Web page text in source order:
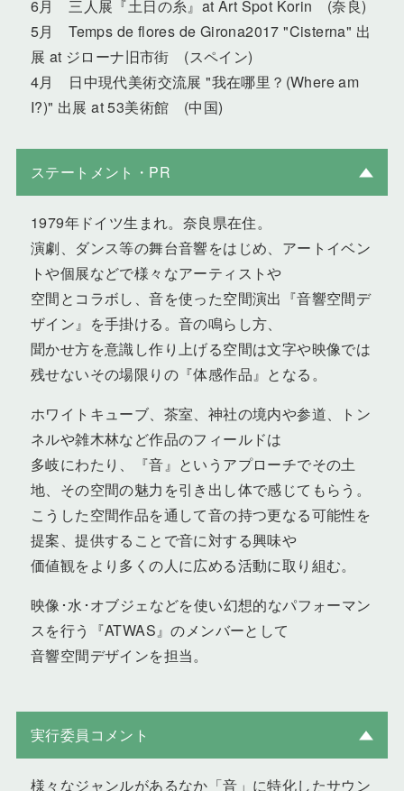
6月 三人展『土日の糸』at Art Spot Korin (奈良)
5月 Temps de flores de Girona2017 "Cisterna" 出
展 at ジローナ旧市街 (スペイン)
4月 日中現代美術交流展 "我在哪里？(Where am
I?)" 出展 at 53美術館 (中国)
ステートメント・PR
1979年ドイツ生まれ。奈良県在住。
演劇、ダンス等の舞台音響をはじめ、アートイベン
トや個展などで様々なアーティストや
空間とコラボし、音を使った空間演出『音響空間デ
ザイン』を手掛ける。音の鳴らし方、
聞かせ方を意識し作り上げる空間は文字や映像では
残せないその場限りの『体感作品』となる。
ホワイトキューブ、茶室、神社の境内や参道、トン
ネルや雑木林など作品のフィールドは
多岐にわたり、『音』というアプローチでその土
地、その空間の魅力を引き出し体で感じてもらう。
こうした空間作品を通して音の持つ更なる可能性を
提案、提供することで音に対する興味や
価値観をより多くの人に広める活動に取り組む。
映像･水･オブジェなどを使い幻想的なパフォーマン
スを行う『ATWAS』のメンバーとして
音響空間デザインを担当。
実行委員コメント
様々なジャンルがあるなか「音」に特化したサウン